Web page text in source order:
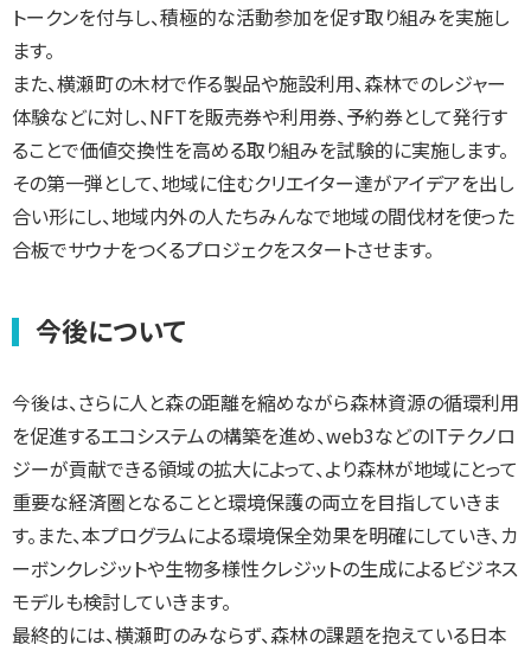
トークンを付与し、積極的な活動参加を促す取り組みを実施し
ます。
また、横瀬町の木材で作る製品や施設利用、森林でのレジャー
体験などに対し、NFTを販売券や利用券、予約券として発行す
ることで価値交換性を高める取り組みを試験的に実施します。
その第一弾として、地域に住むクリエイター達がアイデアを出し
合い形にし、地域内外の人たちみんなで地域の間伐材を使った
合板でサウナをつくるプロジェクをスタートさせます。
今後について
今後は、さらに人と森の距離を縮めながら森林資源の循環利用
を促進するエコシステムの構築を進め、web3などのITテクノロ
ジーが貢献できる領域の拡大によって、より森林が地域にとって
重要な経済圏となることと環境保護の両立を目指していきま
す。また、本プログラムによる環境保全効果を明確にしていき、カ
ーボンクレジットや生物多様性クレジットの生成によるビジネス
モデルも検討していきます。
最終的には、横瀬町のみならず、森林の課題を抱えている日本